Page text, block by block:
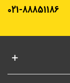
021-88851186